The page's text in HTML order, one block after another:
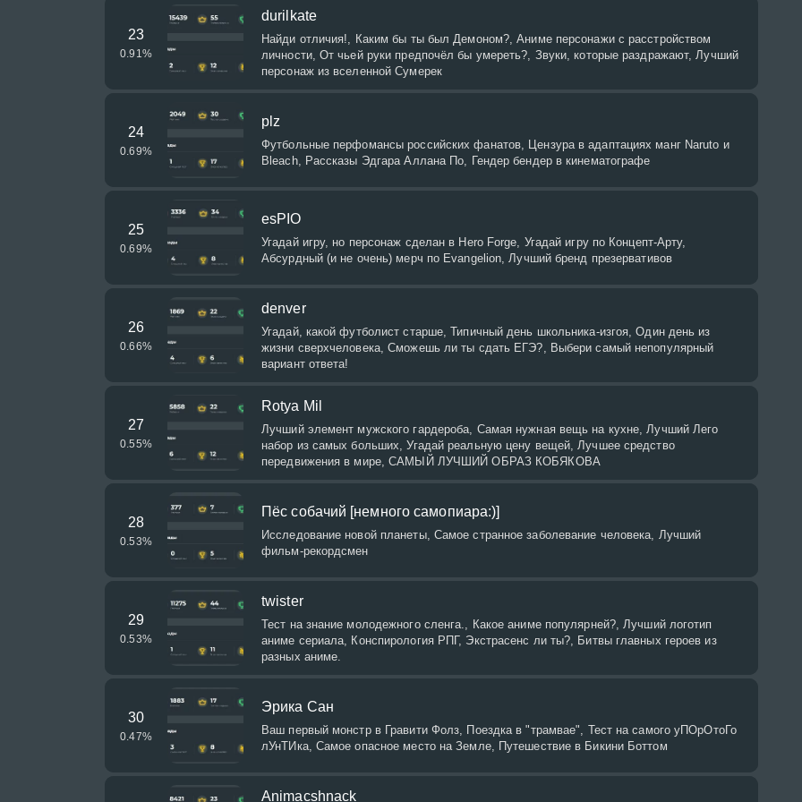
23
0.91 %
durilkate
Найди отличия!, Каким бы ты был Демоном?, Аниме персонажи с расстройством
личности, От чьей руки предпочёл бы умереть?, Звуки, которые раздражают, Лучший
персонаж из вселенной Сумерек
24
0.69%
plz
Футбольные перфомансы российских фанатов, Цензура в адаптациях манг Naruto и
Bleach, Рассказы Эдгара Аллана По, Гендер бендер в кинематографе
25
0.69%
esPIO
Угадай игру, но персонаж сделан в Hero Forge, Угадай игру по Концепт-Арту,
Абсурдный (и не очень) мерч по Evangelion, Лучший бренд презервативов
26
0.66%
denver
Угадай, какой футболист старше, Типичный день школьника-изгоя, Один день из
жизни сверхчеловека, Сможешь ли ты сдать ЕГЭ?, Выбери самый непопулярный
вариант ответа!
27
0.55%
Rotya Mil
Лучший элемент мужского гардероба, Самая нужная вещь на кухне, Лучший Лего
набор из самых больших, Угадай реальную цену вещей, Лучшее средство
передвижения в мире, САМЫЙ ЛУЧШИЙ ОБРАЗ КОБЯКОВА
28
0.53%
Пёс собачий [немного самопиара:)]
Исследование новой планеты, Самое странное заболевание человека, Лучший
фильм-рекордсмен
29
0.53%
twister
Тест на знание молодежного сленга., Какое аниме популярней?, Лучший логотип
аниме сериала, Конспирология РПГ, Экстрасенс ли ты?, Битвы главных героев из
разных аниме.
30
0.47%
Эрика Сан
Ваш первый монстр в Гравити Фолз, Поездка в "трамвае", Тест на самого уПОрОтоГо
лУнТИка, Самое опасное место на Земле, Путешествие в Бикини Боттом
Animacshnack